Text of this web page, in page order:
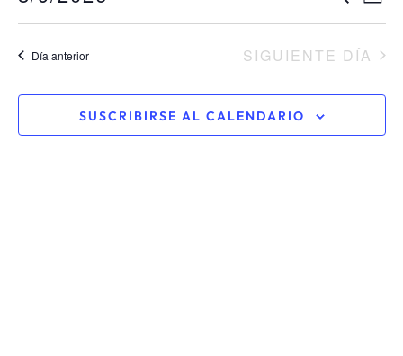
de
y
vistas
Eventos
de
Día anterior SIGUIENTE DÍA
SUSCRIBIRSE AL CALENDARIO